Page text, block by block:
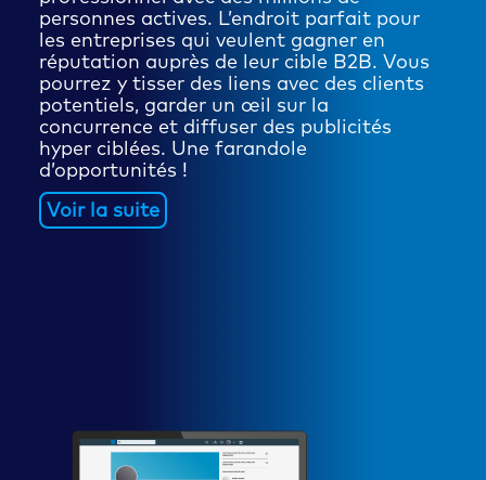
personnes actives. L’endroit parfait pour
les entreprises qui veulent gagner en
réputation auprès de leur cible B2B. Vous
pourrez y tisser des liens avec des clients
potentiels, garder un œil sur la
concurrence et diffuser des publicités
hyper ciblées. Une farandole
d’opportunités !
Voir la suite